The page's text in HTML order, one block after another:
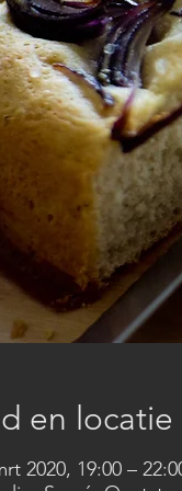
en locatie
2020, 19:00 –